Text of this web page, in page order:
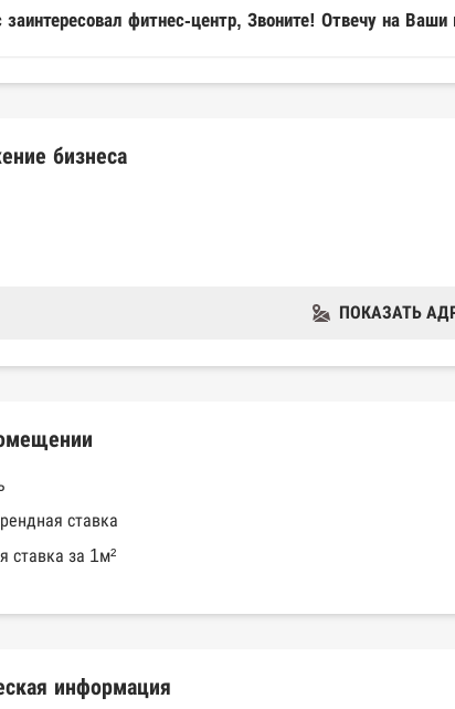
заинтересовал фитнес-центр, Звоните! Отвечу на
бизнеса
ПОКАЗАТЬ
ставка
ставка за 1м²
информация